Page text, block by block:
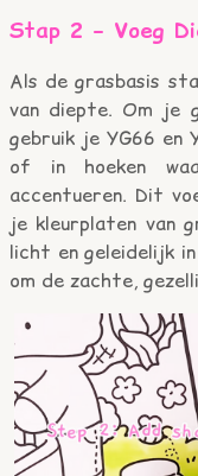
Stap 2 – Voeg
Als de grasbasis
van diepte. Om je
gebruik je YG66 en
of in hoeken
accentueren. Dit
je kleurplaten van
licht en geleidelijk
om de zachte,